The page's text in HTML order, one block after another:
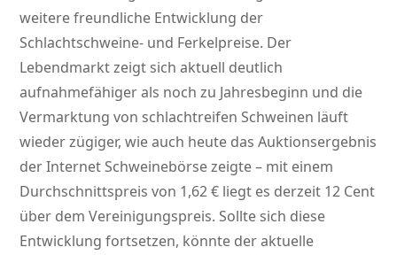
weitere freundliche Entwicklung der
Schlachtschweine- und Ferkelpreise. Der
Lebendmarkt zeigt sich aktuell deutlich
aufnahmefähiger als noch zu Jahresbeginn und die
Vermarktung von schlachtreifen Schweinen läuft
wieder zügiger, wie auch heute das Auktionsergebnis
der Internet Schweinebörse zeigte – mit einem
Durchschnittspreis von 1,62 € liegt es derzeit 12 Cent
über dem Vereinigungspreis. Sollte sich diese
Entwicklung fortsetzen, könnte der aktuelle